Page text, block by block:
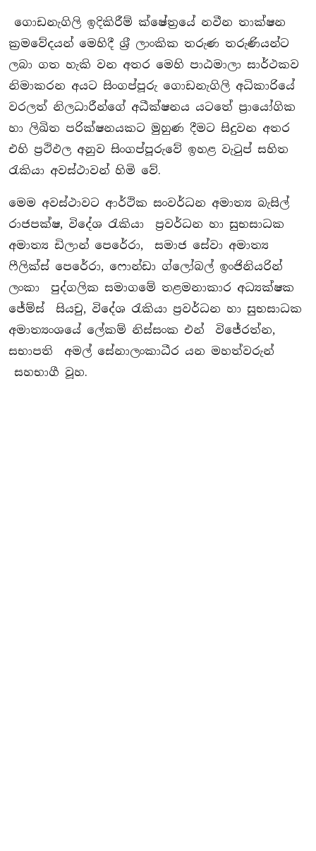
ගොඩනැගිලි ඉදිකිරීම් ක්ෂේත‍්‍රයේ නවීන තාක්ෂන
ක‍්‍රමවේදයන් මෙහිදී ශ‍්‍රී ලාංකික තරුණ තරුණියන්ට
ලබා ගත හැකි වන අතර මෙහි පාඨමාලා සාර්ථකව
නිමාකරන අයට සිංගප්පූරු ගොඩනැගිලි අධිකාරියේ
වරලත් නිලධාරීන්ගේ අධීක්ෂනය යටතේ ප‍්‍රායෝගික
හා ලිඛිත පරික්ෂනයකට මුහුණ දීමට සිදුවන අතර
එහි ප‍්‍රථිඵල අනුව සිංගප්පූරුවේ ඉහළ වැටුප් සහිත
රැකියා අවස්ථාවන් හිමි වේ.
මෙම අවස්ථාවට ආර්ථික සංවර්ධන අමාත්‍ය බැසිල්
රාජපක්ෂ, විදේශ රැකියා ප‍්‍රවර්ධන හා සුභසාධක
අමාත්‍ය ඩිලාන් පෙරේරා, සමාජ සේවා අමාත්‍ය
ෆීලික්ස් පෙරේරා, ෆොන්ඩා ග්ලෝබල් ඉංජිනියරින්
ලංකා පුද්ගලික සමාගමේ තළමනාකාර අධ්‍යක්ෂක
ජේම්ස් සියචු, විදේශ රැකියා ප‍්‍රවර්ධන හා සුභසාධක
අමාත්‍යංශයේ ලේකම් නිස්සංක එන් විජේරත්න,
සභාපති අමල් සේනාලංකාධීර යන මහත්වරුන්
සහභාගී වූහ.